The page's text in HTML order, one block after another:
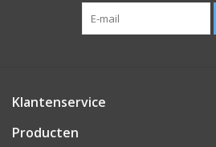
Klantenservice
Producten